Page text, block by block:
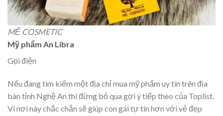
MẾ COSMETIC
Mỹ phẩm An Libra
Gọi điện
Nếu đang tìm kiếm một địa chỉ mua mỹ phẩm uy tín trên địa
bàn tỉnh Nghệ An thì đừng bỏ qua gợi ý tiếp theo của Toplist.
Vì nơi này chắc chắn sẽ giúp con gái tự tin hơn với vẻ đẹp